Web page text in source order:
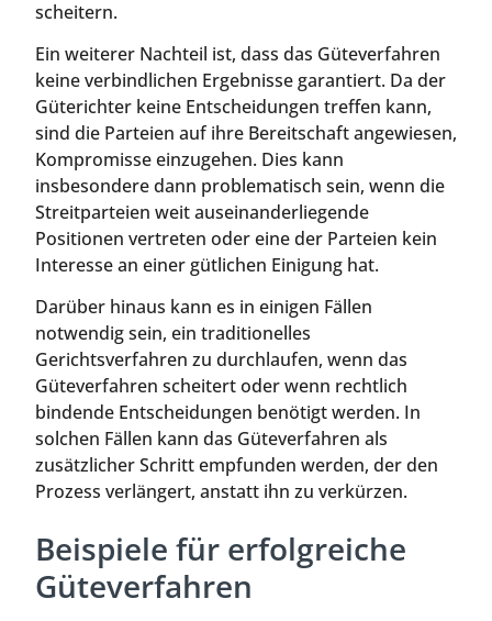
scheitern.
Ein weiterer Nachteil ist, dass das Güteverfahren
keine verbindlichen Ergebnisse garantiert. Da der
Güterichter keine Entscheidungen treffen kann,
sind die Parteien auf ihre Bereitschaft angewiesen,
Kompromisse einzugehen. Dies kann
insbesondere dann problematisch sein, wenn die
Streitparteien weit auseinanderliegende
Positionen vertreten oder eine der Parteien kein
Interesse an einer gütlichen Einigung hat.
Darüber hinaus kann es in einigen Fällen
notwendig sein, ein traditionelles
Gerichtsverfahren zu durchlaufen, wenn das
Güteverfahren scheitert oder wenn rechtlich
bindende Entscheidungen benötigt werden. In
solchen Fällen kann das Güteverfahren als
zusätzlicher Schritt empfunden werden, der den
Prozess verlängert, anstatt ihn zu verkürzen.
Beispiele für erfolgreiche
Güteverfahren